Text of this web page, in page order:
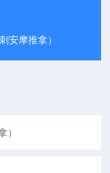
安摩推拿）